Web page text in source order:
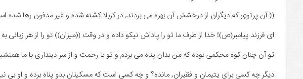
(( آن پرتوی که دیگران از درخشش آن بهره می بردند, در کربلا کشته شده و غیر مدفون رها شده
ای فرزند پیامبر(ص)! خدا از طرف ما تو را پاداش نیکو داده و در وقت ((میزان)) تو را از هر زیانی به
تو آن چنان کوه محکمی بوده که من بدان پناه می بردم و تو با رحمت و از سر دینداری با ما
دیگر چه کسی برای یتیمان و فقیران, مانده؟ و چه کسی است که مسکینان بدو پناه برده و او بی